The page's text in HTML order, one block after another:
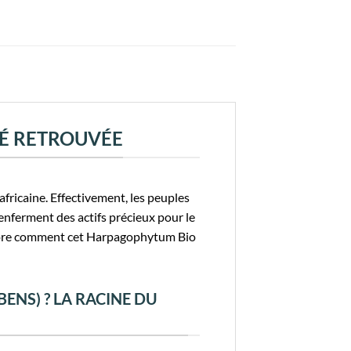
RETROUVÉE
Effectivement, les peuples
des actifs précieux pour le
comment cet Harpagophytum Bio
? LA RACINE DU